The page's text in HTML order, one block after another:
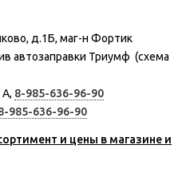
д.1Б, маг-н Фортик
автозаправки Триумф (схема
А, 8-985-636-96-90
985-636-96-90
и цены в магазине и